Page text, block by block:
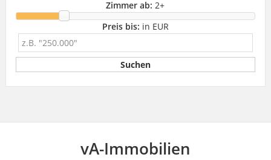
Zimmer ab: 2+
Preis bis: in EUR
vA-Immobilien